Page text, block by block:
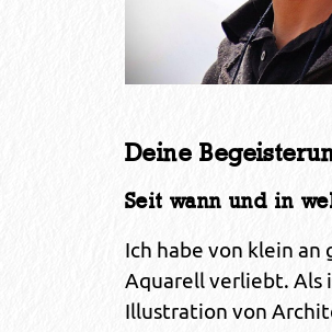
Deine
Seit wann und in
Ich habe von klein
Aquarell verliebt. Als
Illustration von